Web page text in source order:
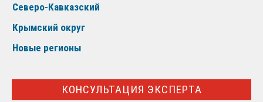
Северо-Кавказский
Крымский округ
Новые регионы
КОНСУЛЬТАЦИЯ ЭКСПЕРТА